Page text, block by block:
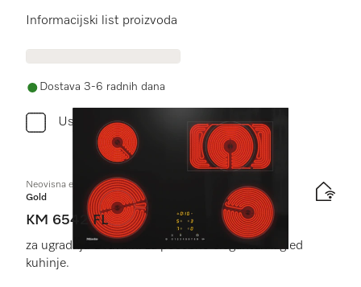
Informacijski list proizvoda
Dostava 3-6 radnih dana
Usporediti
Neovisna električna ploča
Gold
KM 6542 FL
za ugradnju u ravnini za posebno elegantan izgled
kuhinje.